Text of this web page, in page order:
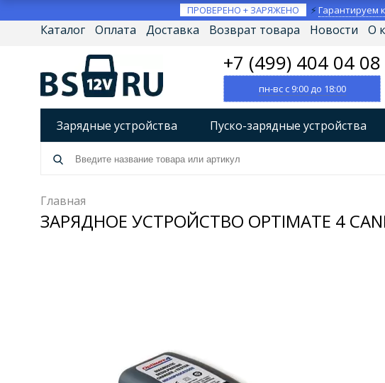
ПРОВЕРЕНО + ЗАРЯЖЕНО ⚡Гарантируем
Каталог Оплата Доставка Возврат товара Новости О
+7 (499) 404 04 08
пн-вс с 9:00 до 18:00
Зарядные устройства Пуско-зарядные устройства
Разрядно-диагностические устройства
Товары по брендам
Главная
ЗАРЯДНОЕ УСТРОЙСТВО OPTIMATE 4